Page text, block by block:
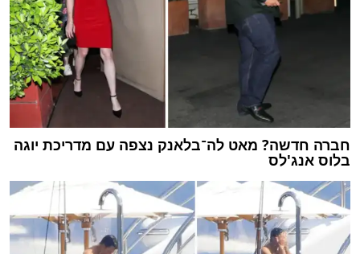
חברה חדשה? מאט לה־בלאנק נצפה עם מדריכת יוגה
בלוס אנג'לס